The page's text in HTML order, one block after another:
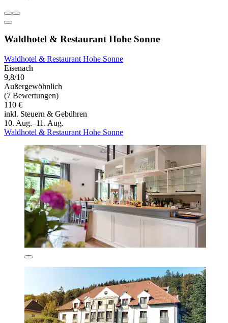
Waldhotel & Restaurant Hohe Sonne
Waldhotel & Restaurant Hohe Sonne
Eisenach
9,8/10
Außergewöhnlich
(7 Bewertungen)
110 €
inkl. Steuern & Gebühren
10. Aug.–11. Aug.
Waldhotel & Restaurant Hohe Sonne